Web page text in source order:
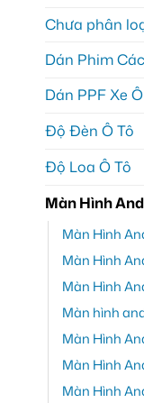
Chưa phân
Dán Phim
Dán PPF Xe
Độ Đèn Ô Tô
Độ Loa Ô Tô
Màn Hình
Màn Hình
Màn Hình
Màn Hình
Màn hình
Màn Hình
Màn Hình
Màn Hình